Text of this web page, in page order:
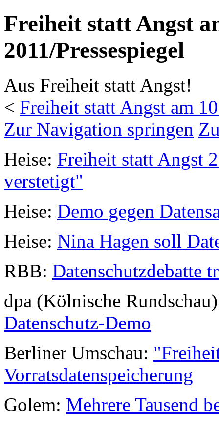
Freiheit statt Angst
2011/Pressespiegel
Aus Freiheit statt Angst!
< Freiheit statt Angst am
Zur Navigation springen
Heise: Freiheit statt Angst
verstetigt"
Heise: Demo gegen
Heise: Nina Hagen soll
RBB: Datenschutzdebatte
dpa (Kölnische
Datenschutz-Demo
Berliner Umschau:
Vorratsdatenspeicherung
Golem: Mehrere Tausend